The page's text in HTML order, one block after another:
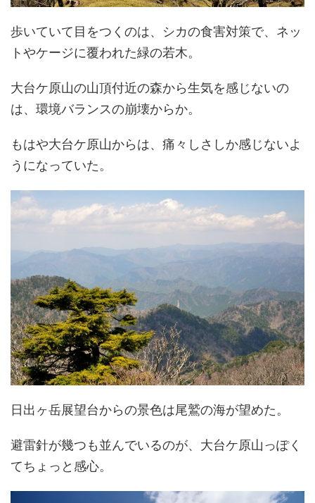
歩いていて目をつくのは、シカの食害対策で、ネッ
トやケージに覆われた緑の若木。
大台ケ原山の山頂付近の森から生気を感じないの
は、環境バランスの崩壊からか。
もはや大台ケ原山からは、痛々しさしか感じないよ
うになっていた。
日出ヶ岳展望台からの景色は尾鷲の海が望めた。
避雷針が幾つも並んでいるのが、大台ケ原山っぽく
てちょっと感心。